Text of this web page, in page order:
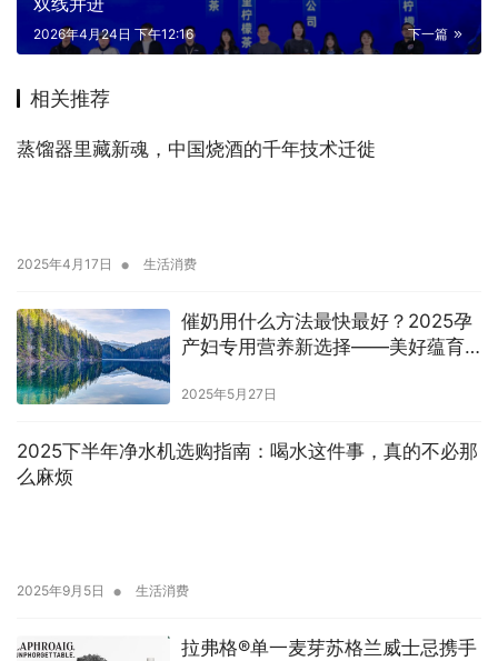
下一篇
2026年4月24日 下午12:16
相关推荐
蒸馏器里藏新魂，中国烧酒的千年技术迁徙
2025年4月17日 • 生活消费
催奶用什么方法最快最好？2025孕
产妇专用营养新选择——美好蕴育
2025年5月27日
2025下半年净水机选购指南：喝水这件事，真的不必那
么麻烦
2025年9月5日 • 生活消费
拉弗格®单一麦芽苏格兰威士忌携手